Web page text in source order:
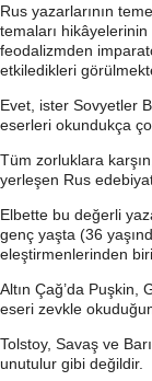
Rus yazarlarının
temaları hikâyelerinin
feodalizmden
etkiledikleri
Evet, ister Sovyetler
eserleri okundukça
Tüm zorluklara
yerleşen Rus
Elbette bu değerli
genç yaşta (36
eleştirmenlerinden
Altın Çağ’da Puşkin,
eseri zevkle
Tolstoy, Savaş ve
unutulur gibi değildir.